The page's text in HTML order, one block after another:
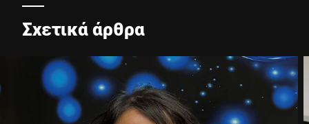
Σχετικά άρθρα